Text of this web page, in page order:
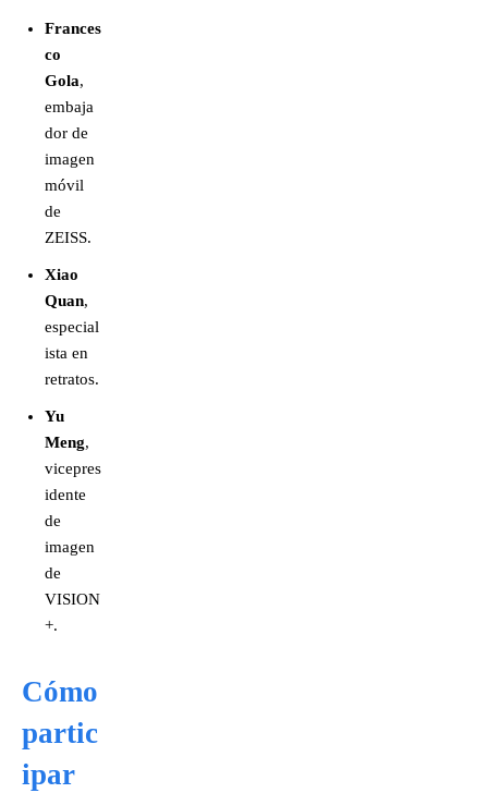
Frances
co
Gola,
embaja
dor de
imagen
móvil
de
ZEISS.
Xiao
Quan,
especial
ista en
retratos.
Yu
Meng,
vicepres
idente
de
imagen
de
VISION
+.
Cómo
partic
ipar